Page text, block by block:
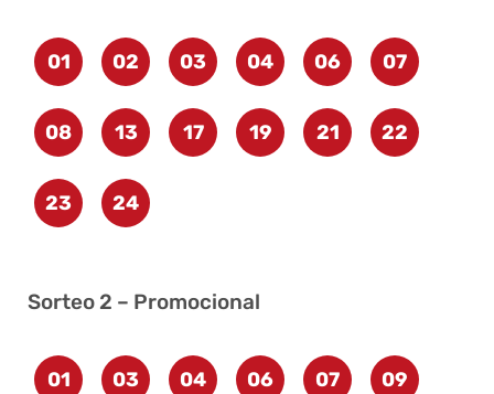
01 02 03 04 06 07
08 13 17 19 21 22
23 24
Sorteo 2 – Promocional
01 03 04 06 07 09